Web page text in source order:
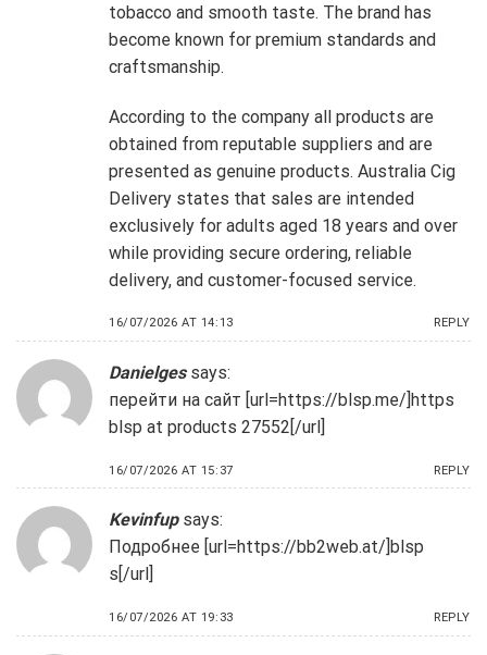
tobacco and smooth taste. The brand has
become known for premium standards and
craftsmanship.
According to the company all products are
obtained from reputable suppliers and are
presented as genuine products. Australia Cig
Delivery states that sales are intended
exclusively for adults aged 18 years and over
while providing secure ordering, reliable
delivery, and customer-focused service.
16/07/2026 AT 14:13 REPLY
Danielges says:
перейти на сайт [url=https://blsp.me/]https
blsp at products 27552[/url]
16/07/2026 AT 15:37 REPLY
Kevinfup says:
Подробнее [url=https://bb2web.at/]blsp
s[/url]
16/07/2026 AT 19:33 REPLY